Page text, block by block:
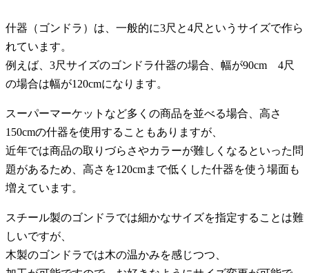
什器（ゴンドラ）は、一般的に3尺と4尺というサイズで作ら
れています。
例えば、3尺サイズのゴンドラ什器の場合、幅が90cm 4尺
の場合は幅が120cmになります。
スーパーマーケットなど多くの商品を並べる場合、高さ
150cmの什器を使用することもありますが、
近年では商品の取りづらさやカラーが難しくなるといった問
題があるため、高さを120cmまで低くした什器を使う場面も
増えています。
スチール製のゴンドラでは細かなサイズを指定することは難
しいですが、
木製のゴンドラでは木の温かみを感じつつ、